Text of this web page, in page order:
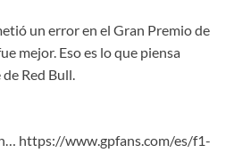
un error en el Gran Premio de
mejor. Eso es lo que piensa
Red Bull.
https://www.gpfans.com/es/f1-